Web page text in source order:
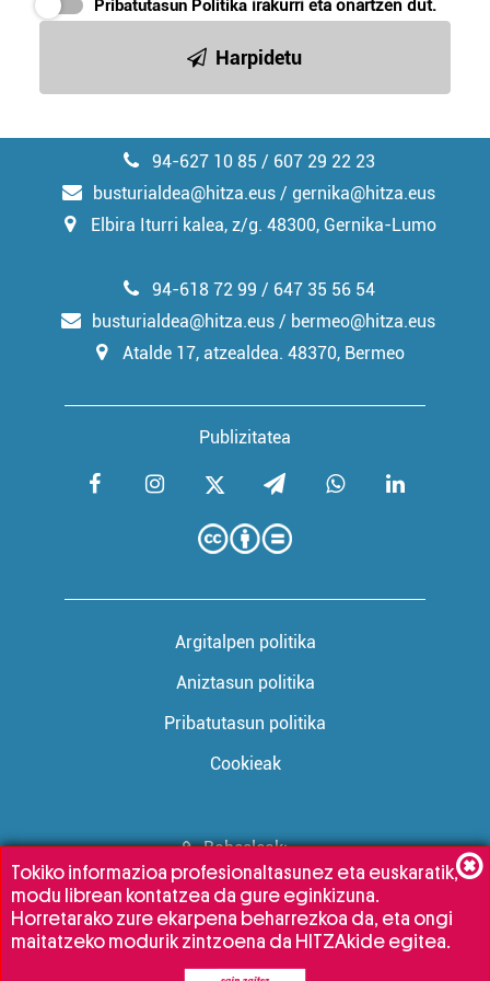
Pribatutasun Politika irakurri eta onartzen dut.
Harpidetu
94-627 10 85 / 607 29 22 23
busturialdea@hitza.eus / gernika@hitza.eus
Elbira Iturri kalea, z/g. 48300, Gernika-Lumo
Publizitatea
94-618 72 99 / 647 35 56 54
busturialdea@hitza.eus / bermeo@hitza.eus
Atalde 17, atzealdea. 48370, Bermeo
Argitalpen politika
Aniztasun politika
Pribatutasun politika
Cookieak
Babesleak:
Tokiko informazioa profesionaltasunez eta euskaratik,
modu librean kontatzea da gure eginkizuna.
Horretarako zure ekarpena beharrezkoa da, eta ongi
maitatzeko modurik zintzoena da HITZAkide egitea.